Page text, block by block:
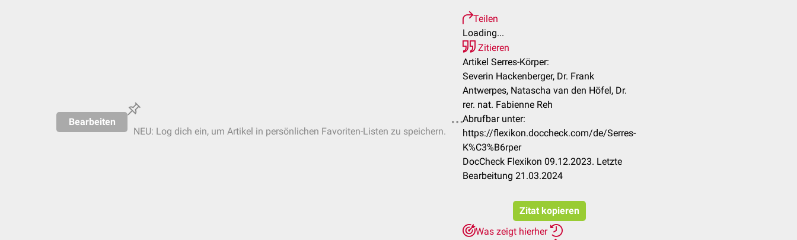
Bearbeiten
NEU: Log dich ein, um Artikel in persönlichen Favoriten-Listen zu speichern.
Teilen
Loading...
Zitieren
Artikel Serres-Körper:
Severin Hackenberger, Dr. Frank
Antwerpes, Natascha van den Höfel, Dr.
rer. nat. Fabienne Reh
Abrufbar unter:
https://flexikon.doccheck.com/de/Serres-
K%C3%B6rper
DocCheck Flexikon 09.12.2023. Letzte
Bearbeitung 21.03.2024
Zitat kopieren
Was zeigt hierher